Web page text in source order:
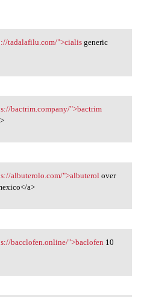
tadalafilu
tadalafilu.com/">cialisgeneric
bactrim
bactrim.company/">bactrim
albuterolo
albuterolo.com/">albuterol over
a>
bacclofen
bacclofen.online/">baclofen 10